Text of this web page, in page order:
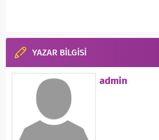
YAZAR BİLGİSİ
admin